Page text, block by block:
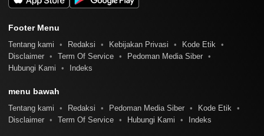
Footer Menu
Tentang kami Redaksi Kebijakan Privasi
Kode Etik
Disclaimer
Term Of Service
Pedoman Media Siber
Hubungi Kami
Indeks
menu bawah
Tentang kami Redaksi Pedoman Media Siber
Kode Etik
Disclaimer
Term Of Service Hubungi Kami Indeks